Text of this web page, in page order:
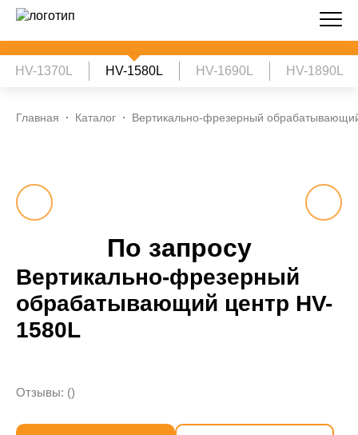
HV-1370L HV-1580L HV-1690L HV-1890L
Главная Каталог Вертикально-фрезерный
По запросу
Вертикально-фрезерный
обрабатывающий центр HV-
1580L
Отзывы: ()